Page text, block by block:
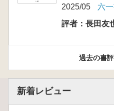
2025/05
六
評者：長田友
過去の書
新着レビュー